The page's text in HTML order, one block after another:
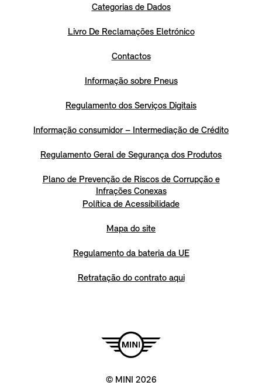
Categorias de Dados
Livro De Reclamações Eletrónico
Contactos
Informação sobre Pneus
Regulamento dos Serviços Digitais
Informação consumidor – Intermediação de Crédito
Regulamento Geral de Segurança dos Produtos
Plano de Prevenção de Riscos de Corrupção e
Infrações Conexas
Política de Acessibilidade
Mapa do site
Regulamento da bateria da UE
Retratação do contrato aqui
© MINI 2026